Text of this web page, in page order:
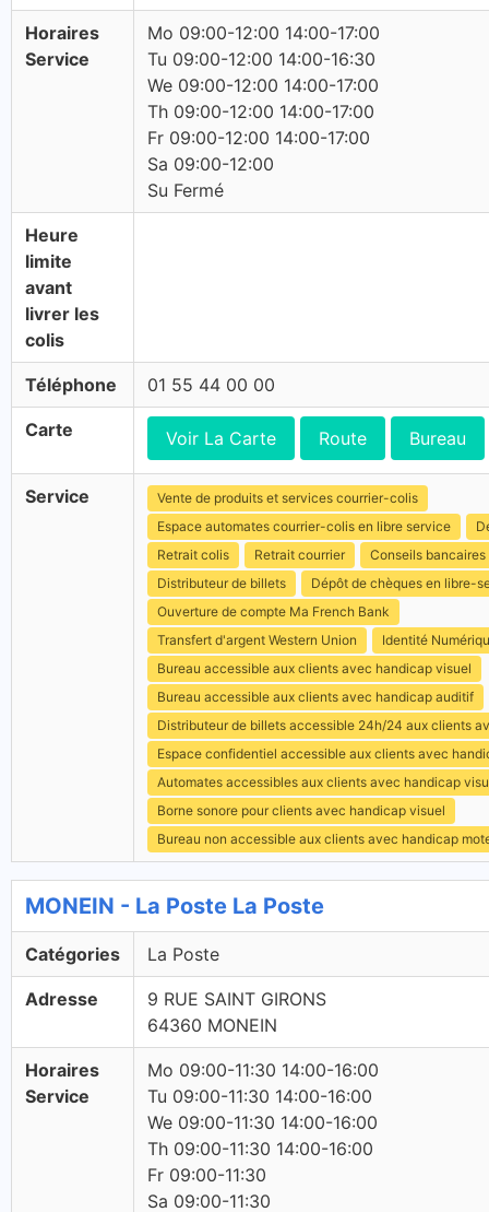
Horaires
Service
Mo 09:00-12:00 14:00-17:00
Tu 09:00-12:00 14:00-16:30
We 09:00-12:00 14:00-17:00
Th 09:00-12:00 14:00-17:00
Fr 09:00-12:00 14:00-17:00
Sa 09:00-12:00
Su Fermé
Heure
limite
avant
livrer les
colis
Téléphone 01 55 44 00 00
Carte Voir La Carte Route Bureau
Service
Vente de produits et services courrier-colis
Espace automates courrier-colis en libre service
Retrait colis
Retrait courrier
Conseils bancaires
Distributeur de billets
Dépôt de chèques en libre-
Ouverture de compte Ma French Bank
Transfert d'argent Western Union
Identité
Bureau accessible aux clients avec handicap visuel
Bureau accessible aux clients avec handicap auditif
Distributeur de billets accessible 24h/24 aux clients
Espace confidentiel accessible aux clients avec
Automates accessibles aux clients avec handicap
Borne sonore pour clients avec handicap visuel
Bureau non accessible aux clients avec handicap
MONEIN - La Poste La Poste
Catégories La Poste
Adresse
9 RUE SAINT GIRONS
64360 MONEIN
Horaires
Service
Mo 09:00-11:30 14:00-16:00
Tu 09:00-11:30 14:00-16:00
We 09:00-11:30 14:00-16:00
Th 09:00-11:30 14:00-16:00
Fr 09:00-11:30
Sa 09:00-11:30